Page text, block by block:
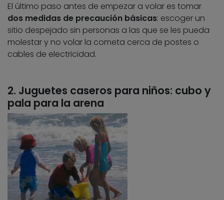
El último paso antes de empezar a volar es tomar
dos medidas de precaución básicas: escoger un
sitio despejado sin personas a las que se les pueda
molestar y no volar la cometa cerca de postes o
cables de electricidad.
2. Juguetes caseros para niños: cubo y
pala para la arena